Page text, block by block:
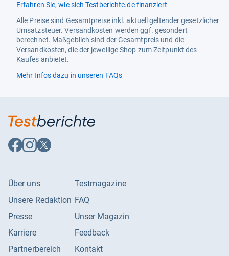
Erfahren Sie, wie sich Testberichte.de finanziert
Alle Preise sind Gesamtpreise inkl. aktuell geltender gesetzlicher
Umsatzsteuer. Versandkosten werden ggf. gesondert
berechnet. Maßgeblich sind der Gesamtpreis und die
Versandkosten, die der jeweilige Shop zum Zeitpunkt des
Kaufes anbietet.
Mehr Infos dazu in unseren FAQs
Auf
Facebook
Auf
Instagram
Auf
X
Über uns
Unsere Redaktion
Presse
Karriere
Partnerbereich
Testmagazine
FAQ
Unser Magazin
Feedback
Kontakt